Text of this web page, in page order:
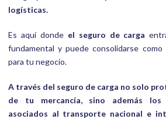
logísticas.
Es aquí donde el seguro de carga
fundamental y puede consolidarse como
para tu negocio.
A través del seguro de carga no solo
de tu mercancía, sino además
asociados al transporte nacional e